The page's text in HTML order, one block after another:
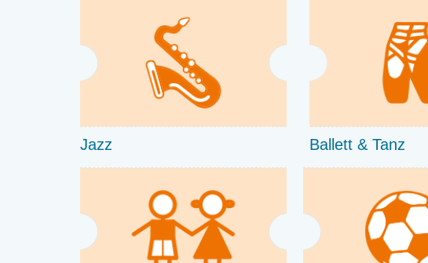
Jazz Ballett & Tanz